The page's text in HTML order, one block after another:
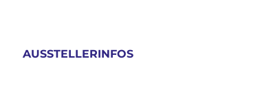
AUSSTELLERINFOS